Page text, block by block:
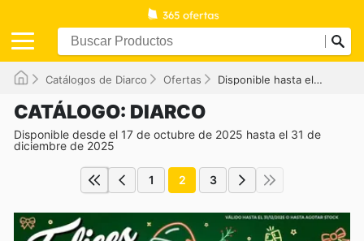
Catálogos de Diarco Ofertas Disponible hasta el 31/12/2025
CATÁLOGO: DIARCO
Disponible desde el 17 de octubre de 2025 hasta el 31 de
diciembre de 2025
1 2 3